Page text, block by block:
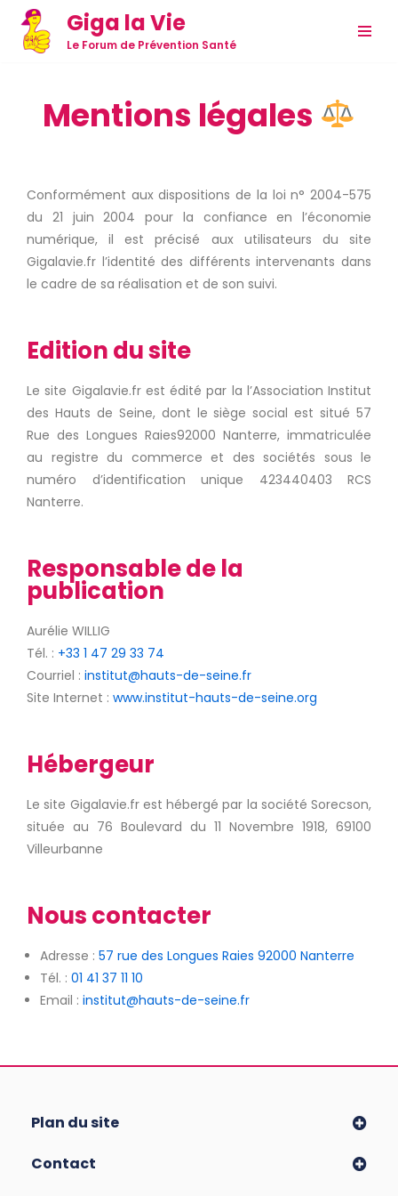
Aller
Giga la Vie
Le Forum de Prévention Santé
Mentions légales
Conformément aux dispositions de la loi n° 2004-575
du 21 juin 2004 pour la confiance en l’économie
numérique, il est précisé aux utilisateurs du site
Gigalavie.fr l’identité des différents intervenants dans
le cadre de sa réalisation et de son suivi.
Edition du site
Le site Gigalavie.fr est édité par la l’Association Institut
des Hauts de Seine, dont le siège social est situé 57
Rue des Longues Raies92000 Nanterre, immatriculée
au registre du commerce et des sociétés sous le
numéro d’identification unique 423440403 RCS
Nanterre.
Responsable de la
publication
Aurélie WILLIG
Tél. : +33 1 47 29 33 74
Courriel : institut@hauts-de-seine.fr
Site Internet : www.institut-hauts-de-seine.org
Hébergeur
Le site Gigalavie.fr est hébergé par la société Sorecson,
située au 76 Boulevard du 11 Novembre 1918, 69100
Villeurbanne
Nous contacter
Adresse : 57 rue des Longues Raies 92000 Nanterre
Tél. : 01 41 37 11 10
Email : institut@hauts-de-seine.fr
Plan du site
Contact